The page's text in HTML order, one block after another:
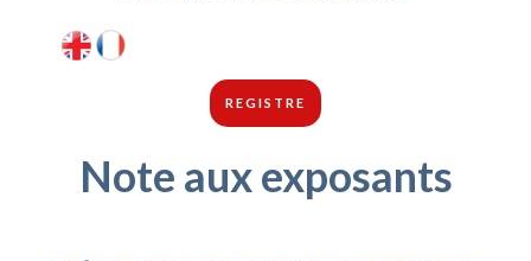
REGISTRE
Note aux exposants